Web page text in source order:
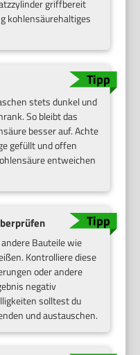
griffbereit
kohlensäurehaltiges
stets dunkel und
So bleibt das
besser auf. Achte
gefüllt und offen
entweichen
Bauteile wie
Kontrolliere diese
oder andere
negativ
solltest du
und austauschen.